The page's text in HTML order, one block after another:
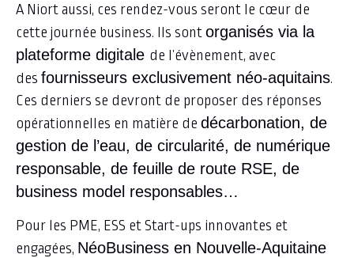
A Niort aussi, ces rendez-vous seront le cœur de
cette journée business. Ils sont organisés via la
plateforme digitale de l’évènement, avec
des fournisseurs exclusivement néo-aquitains.
Ces derniers se devront de proposer des réponses
opérationnelles en matière de décarbonation, de
gestion de l’eau, de circularité, de numérique
responsable, de feuille de route RSE, de
business model responsables…
Pour les PME, ESS et Start-ups innovantes et
engagées, NéoBusiness en Nouvelle-Aquitaine